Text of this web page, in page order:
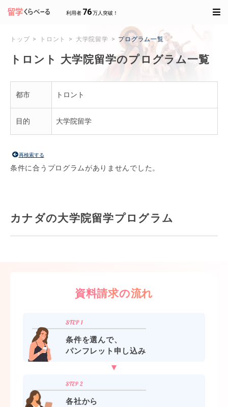
利用者 76万人突破！
トップ トロント 大学院留学 プログラム一覧
トロント 大学院留学のプログラム一覧
都市 トロント
目的 大学院留学
再検索する
条件に合うプログラムがありませんでした。
カナダの大学院留学プログラム
資料請求の流れ
条件を選んで、
パンフレット申し込み
各社から